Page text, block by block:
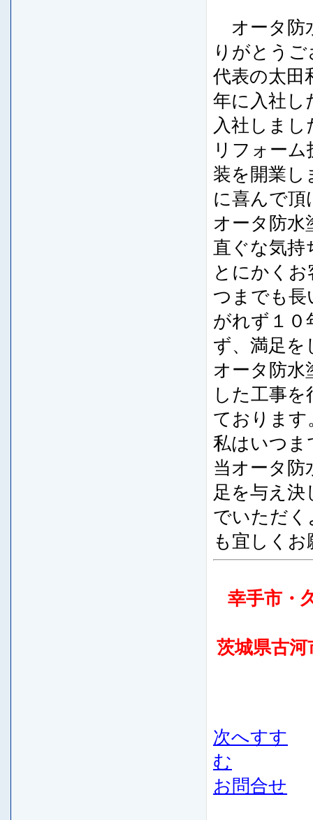
オータ防
りがとう
代表の太田
年に入社し
入社しま
リフォー
装を開業し
に喜んで頂
オータ防水
直ぐな気持
とにかく
つまでも長
がれず１０
ず、満足を
オータ防水
した工事
ております
私はいつま
当オータ防
足を与え
でいただく
も宜しく
幸手市・
茨城県古
次へすす
む
お問合せ